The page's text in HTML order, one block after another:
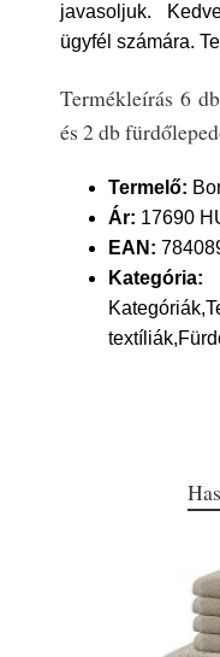
javasoljuk.
ügyfél számára.
Termékleírás 6
és 2 db
Termelő:
Ár: 17690
EAN:
Kategória: